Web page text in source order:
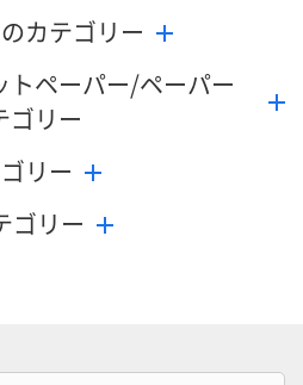
カテゴリー
ペーパー/ペーパー
ゴリー
リー
ゴリー